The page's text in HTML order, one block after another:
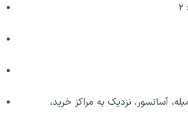
آسانسور، نزدیک به مراکز خرید،